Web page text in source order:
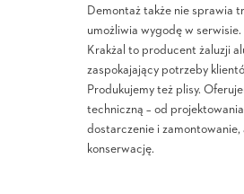
Demontaż także nie sprawia
umożliwia wygodę w serwisie.
Krakżal to producent żaluzji
zaspokajający potrzeby
Produkujemy też plisy.
techniczną – od
dostarczenie i zamontowanie,
konserwację.